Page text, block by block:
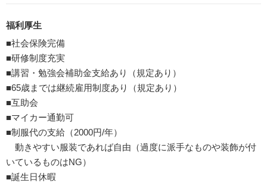
福利厚生
■社会保険完備
■研修制度充実
■講習・勉強会補助金支給あり（規定あり）
■65歳までは継続雇用制度あり（規定あり）
■互助会
■マイカー通勤可
■制服代の支給（2000円/年）
動きやすい服装であれば自由（過度に派手なものや装飾が付
いているものはNG）
■誕生日休暇